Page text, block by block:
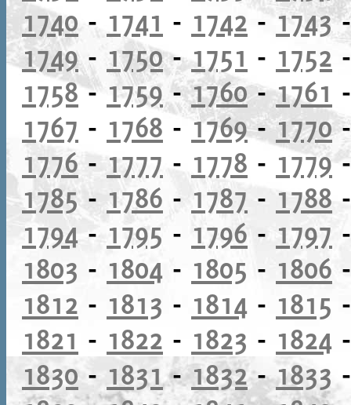
1740- 1741 - 1742 - 1743
1749- 1750-1751 - 1752
1758- 1759-1760-1761
1767 - 1768 - 1769-1770
1776-1777 - 1778 - 1779
1785- 1786 - 1787 - 1788
1794 - 1795 - 1796 - 1797
1803 - 1804 - 1805 - 1806
1812 - 1813 - 1814 - 1815
1821 - 1822 - 1823 - 1824
1830 - 1831-1832-1833